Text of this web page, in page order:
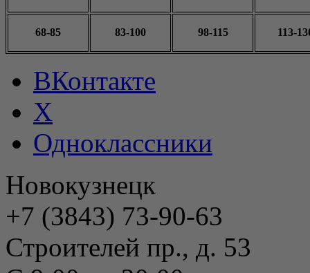
68-85 83-100 98-115 113-
ВКонтакте
X
Одноклассники
Новокузнецк
+7 (3843) 73-90-63
Строителей пр., д. 53